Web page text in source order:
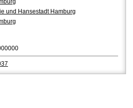
und Hansestadt Hamburg